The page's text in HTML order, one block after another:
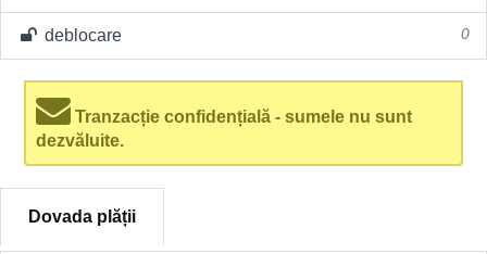
deblocare 0
Tranzacție confidențială - sumele nu sunt
dezvăluite.
Dovada plății